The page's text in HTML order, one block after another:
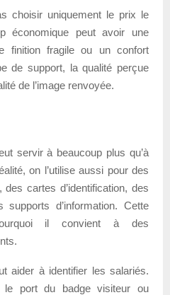
choisir uniquement le prix le
économique peut avoir une
finition fragile ou un confort
de support, la qualité perçue
de l’image renvoyée.
servir à beaucoup plus qu’à
on l’utilise aussi pour des
cartes d’identification, des
supports d’information. Cette
il convient à des
aider à identifier les salariés.
port du badge visiteur ou